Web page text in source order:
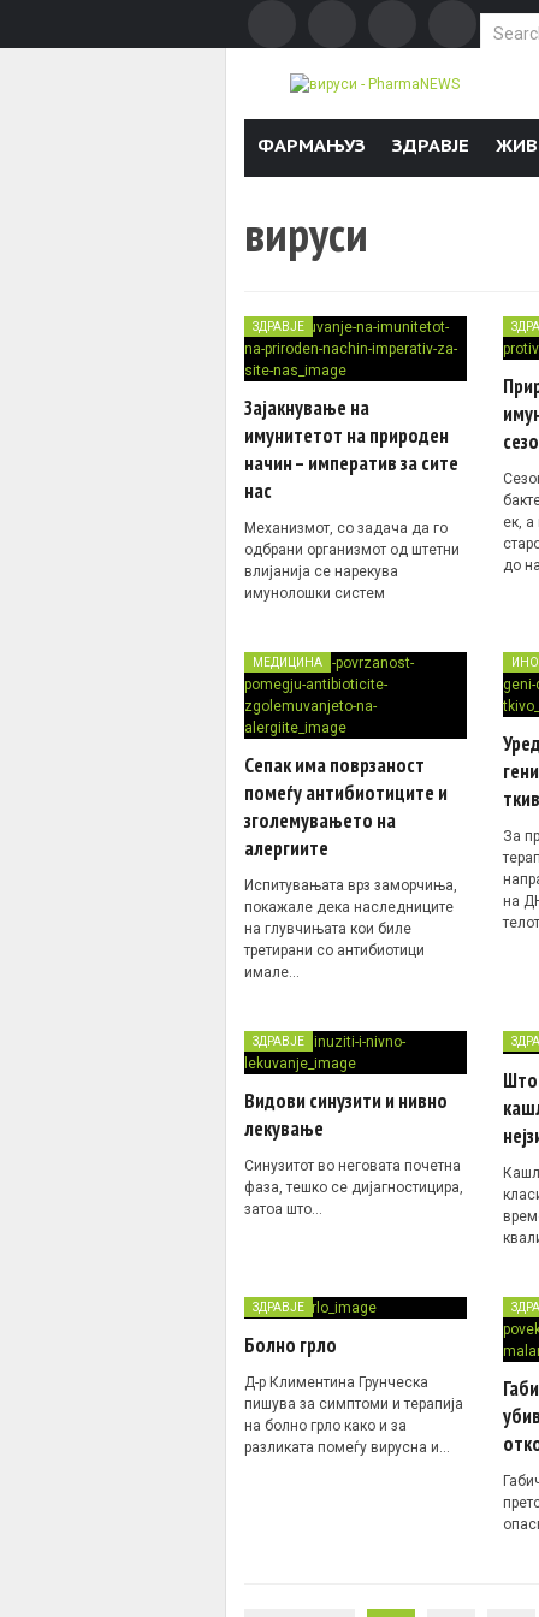
Search
ФАРМАЊУЗ ЗДРАВЈЕ
вируси
ЗДРАВЈЕ
Зајакнување на
имунитетот на природен
начин – императив за сите
нас
Механизмот, со задача да го
одбрани организмот од штетни
влијанија се нарекува
имунолошки систем
ек, а
до
МЕДИЦИНА
Сепак има поврзаност
помеѓу антибиотиците и
зголемувањето на
алергиите
Испитувањата врз заморчиња,
покажале дека наследниците
на глувчињата кои биле
третирани со антибиотици
имале…
За
на
ЗДРАВЈЕ
Видови синузити и нивно
лекување
Синузитот во неговата почетна
фаза, тешко се дијагностицира,
затоа што…
Што
ЗДРАВЈЕ
Болно грло
Д-р Климентина Грунческа
пишува за симптоми и терапија
на болно грло како и за
разликата помеѓу вирусна и…